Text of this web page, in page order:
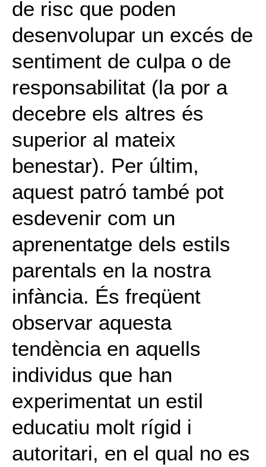
de risc que poden
desenvolupar un excés de
sentiment de culpa o de
responsabilitat (la por a
decebre els altres és
superior al mateix
benestar). Per últim,
aquest patró també pot
esdevenir com un
aprenentatge dels estils
parentals en la nostra
infància. És freqüent
observar aquesta
tendència en aquells
individus que han
experimentat un estil
educatiu molt rígid i
autoritari, en el qual no es